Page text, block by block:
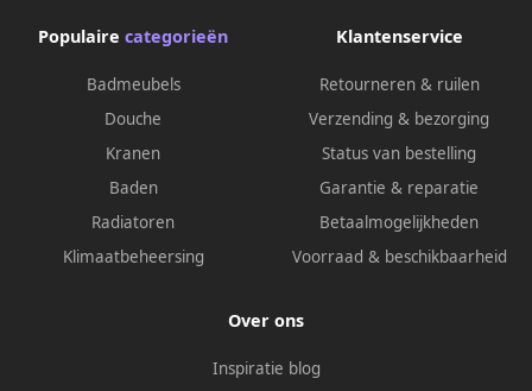
Populaire categorieën
Badmeubels
Douche
Kranen
Baden
Radiatoren
Klimaatbeheersing
Klantenservice
Retourneren & ruilen
Verzending & bezorging
Status van bestelling
Garantie & reparatie
Betaalmogelijkheden
Voorraad & beschikbaarheid
Over ons
Inspiratie blog